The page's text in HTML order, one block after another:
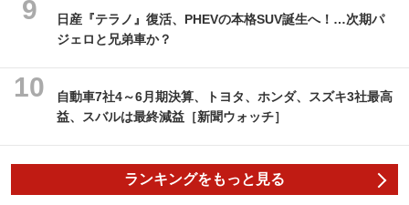
日産『テラノ』復活、PHEVの本格SUV誕生へ！…次期パ
ジェロと兄弟車か？
自動車7社4～6月期決算、トヨタ、ホンダ、スズキ3社最高
益、スバルは最終減益［新聞ウォッチ］
ランキングをもっと見る